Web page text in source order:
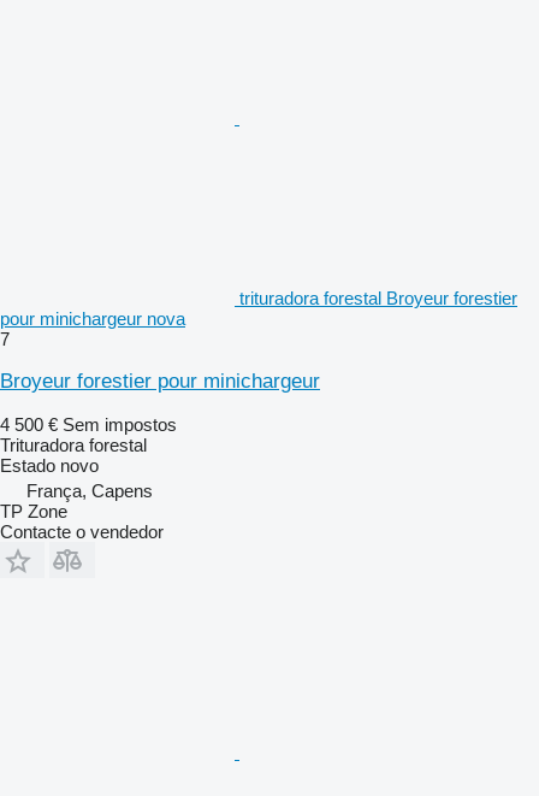
trituradora forestal Broyeur forestier
pour minichargeur nova
7
Broyeur forestier pour minichargeur
4 500 € Sem impostos
Trituradora forestal
Estado novo
França, Capens
TP Zone
Contacte o vendedor